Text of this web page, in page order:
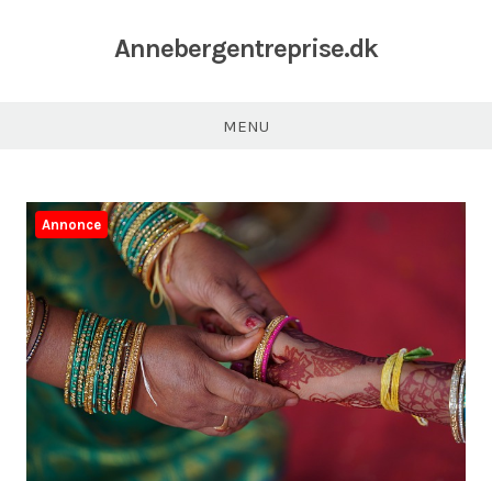
Annebergentreprise.dk
MENU
Annonce